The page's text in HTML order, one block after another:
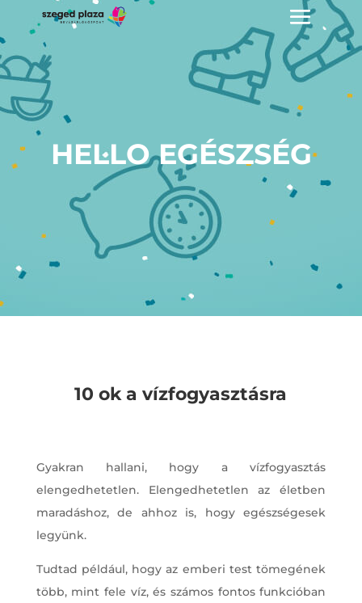
HELLO EGÉSZSÉG
10 ok a vízfogyasztásra
Gyakran hallani, hogy a vízfogyasztás
elengedhetetlen. Elengedhetetlen az életben
maradáshoz, de ahhoz is, hogy egészségesek
legyünk.
Tudtad például, hogy az emberi test tömegének
több, mint fele víz, és számos fontos funkcióban